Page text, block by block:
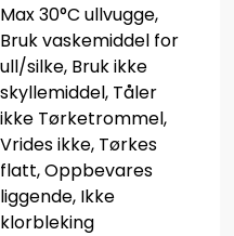
Max 30°C ullvugge,
Bruk vaskemiddel for
ull/silke, Bruk ikke
skyllemiddel, Tåler
ikke Tørketrommel,
Vrides ikke, Tørkes
flatt, Oppbevares
liggende, Ikke
klorbleking